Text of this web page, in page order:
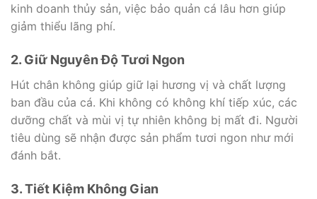
kinh doanh thủy sản, việc bảo quản cá lâu hơn giúp
giảm thiểu lãng phí.
2. Giữ Nguyên Độ Tươi Ngon
Hút chân không giúp giữ lại hương vị và chất lượng
ban đầu của cá. Khi không có không khí tiếp xúc, các
dưỡng chất và mùi vị tự nhiên không bị mất đi. Người
tiêu dùng sẽ nhận được sản phẩm tươi ngon như mới
đánh bắt.
3. Tiết Kiệm Không Gian